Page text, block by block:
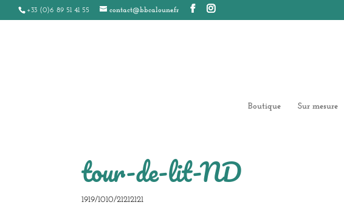
+33 (0)6 89 51 41 55 contact@bbcaloune.fr
Boutique Sur mesure
tour-de-lit-ND
1919/1010/21212121